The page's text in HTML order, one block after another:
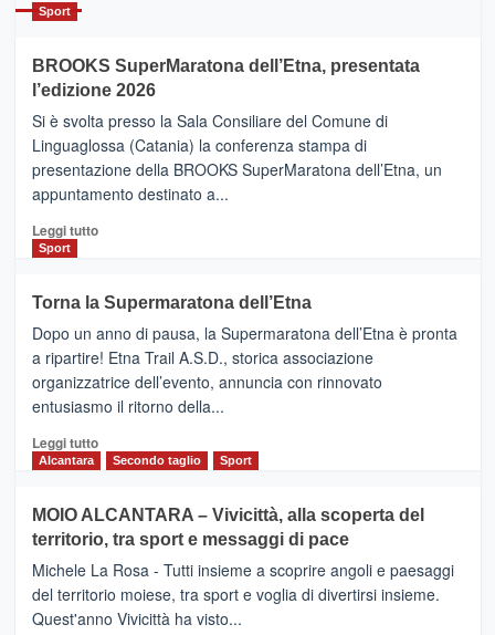
con
la
Al
via
i
collegamenti
Sport
BROOKS SuperMaratona dell’Etna, presentata
l’edizione 2026
Si è svolta presso la Sala Consiliare del Comune di
Linguaglossa (Catania) la conferenza stampa di
presentazione della BROOKS SuperMaratona dell’Etna, un
appuntamento destinato a...
Leggi tuttoLeggi
BROOKS
SuperMaratona
dell’Etna,
presentata
l’edizione
2026
Sport
Torna la Supermaratona dell’Etna
Dopo un anno di pausa, la Supermaratona dell’Etna è pronta
a ripartire! Etna Trail A.S.D., storica associazione
organizzatrice dell’evento, annuncia con rinnovato
entusiasmo il ritorno della...
Leggi tuttoLeggi
Torna
la
Supermaratona
dell’Etna
Alcantara Secondo taglio Sport
MOIO ALCANTARA – Vivicittà, alla scoperta del
territorio, tra sport e messaggi di pace
Michele La Rosa - Tutti insieme a scoprire angoli e paesaggi
del territorio moiese, tra sport e voglia di divertirsi insieme.
Quest'anno Vivicittà ha visto...